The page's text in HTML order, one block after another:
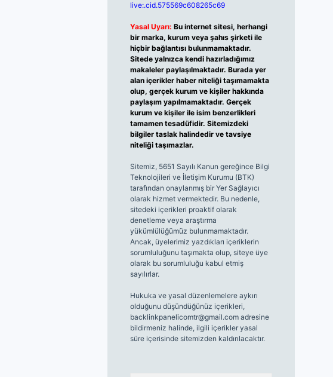
live:.cid.575569c608265c69
Yasal Uyarı: Bu internet sitesi, herhangi
bir marka, kurum veya şahıs şirketi ile
hiçbir bağlantısı bulunmamaktadır.
Sitede yalnızca kendi hazırladığımız
makaleler paylaşılmaktadır. Burada yer
alan içerikler haber niteliği taşımamakta
olup, gerçek kurum ve kişiler hakkında
paylaşım yapılmamaktadır. Gerçek
kurum ve kişiler ile isim benzerlikleri
tamamen tesadüfidir. Sitemizdeki
bilgiler taslak halindedir ve tavsiye
niteliği taşımazlar.
Sitemiz, 5651 Sayılı Kanun gereğince Bilgi
Teknolojileri ve İletişim Kurumu (BTK)
tarafından onaylanmış bir Yer Sağlayıcı
olarak hizmet vermektedir. Bu nedenle,
sitedeki içerikleri proaktif olarak
denetleme veya araştırma
yükümlülüğümüz bulunmamaktadır.
Ancak, üyelerimiz yazdıkları içeriklerin
sorumluluğunu taşımakta olup, siteye üye
olarak bu sorumluluğu kabul etmiş
sayılırlar.
Hukuka ve yasal düzenlemelere aykırı
olduğunu düşündüğünüz içerikleri,
backlinkpanelicomtr@gmail.comadresine
bildirmeniz halinde, ilgili içerikler yasal
süre içerisinde sitemizden kaldırılacaktır.